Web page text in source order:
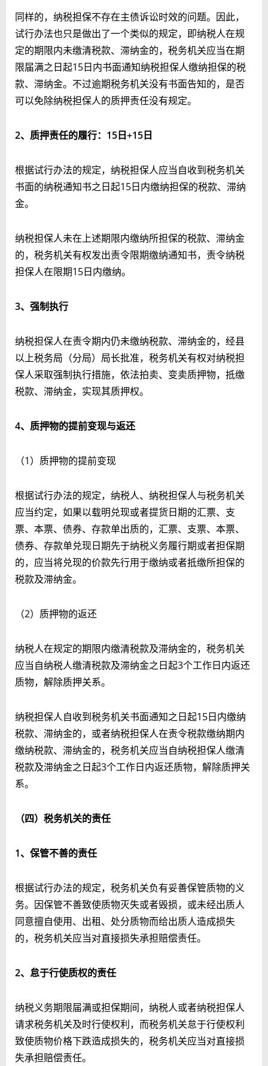
同样的，纳税担保不存在主债诉讼时效的问题。因此，
试行办法也只是做出了一个类似的规定，即纳税人在规
定的期限内未缴清税款、滞纳金的，税务机关应当在期
限届满之日起15日内书面通知纳税担保人缴纳担保的税
款、滞纳金。不过逾期税务机关没有书面告知的，是否
可以免除纳税担保人的质押责任没有规定。
2、质押责任的履行：15日+15日
根据试行办法的规定，纳税担保人应当自收到税务机关
书面的纳税通知书之日起15日内缴纳担保的税款、滞纳
金。
纳税担保人未在上述期限内缴纳所担保的税款、滞纳金
的，税务机关有权发出责令限期缴纳通知书，责令纳税
担保人在限期15日内缴纳。
3、强制执行
纳税担保人在责令期内仍未缴纳税款、滞纳金的，经县
以上税务局（分局）局长批准，税务机关有权对纳税担
保人采取强制执行措施，依法拍卖、变卖质押物，抵缴
税款、滞纳金，实现其质押权。
4、质押物的提前变现与返还
（1）质押物的提前变现
根据试行办法的规定，纳税人、纳税担保人与税务机关
应当约定，如果以载明兑现或者提货日期的汇票、支
票、本票、债券、存款单出质的，汇票、支票、本票、
债券、存款单兑现日期先于纳税义务履行期或者担保期
的，应当将兑现的价款先行用于缴纳或者抵缴所担保的
税款及滞纳金。
（2）质押物的返还
纳税人在规定的期限内缴清税款及滞纳金的，税务机关
应当自纳税人缴清税款及滞纳金之日起3个工作日内返还
质物，解除质押关系。
纳税担保人自收到税务机关书面通知之日起15日内缴纳
税款、滞纳金的，或者纳税担保人在责令税款缴纳期内
缴纳税款、滞纳金的，税务机关应当自纳税担保人缴清
税款及滞纳金之日起3个工作日内返还质物，解除质押关
系。
（四）税务机关的责任
1、保管不善的责任
根据试行办法的规定，税务机关负有妥善保管质物的义
务。因保管不善致使质物灭失或者毁损，或未经出质人
同意擅自使用、出租、处分质物而给出质人造成损失
的，税务机关应当对直接损失承担赔偿责任。
2、怠于行使质权的责任
纳税义务期限届满或担保期间，纳税人或者纳税担保人
请求税务机关及时行使权利，而税务机关怠于行使权利
致使质物价格下跌造成损失的，税务机关应当对直接损
失承担赔偿责任。